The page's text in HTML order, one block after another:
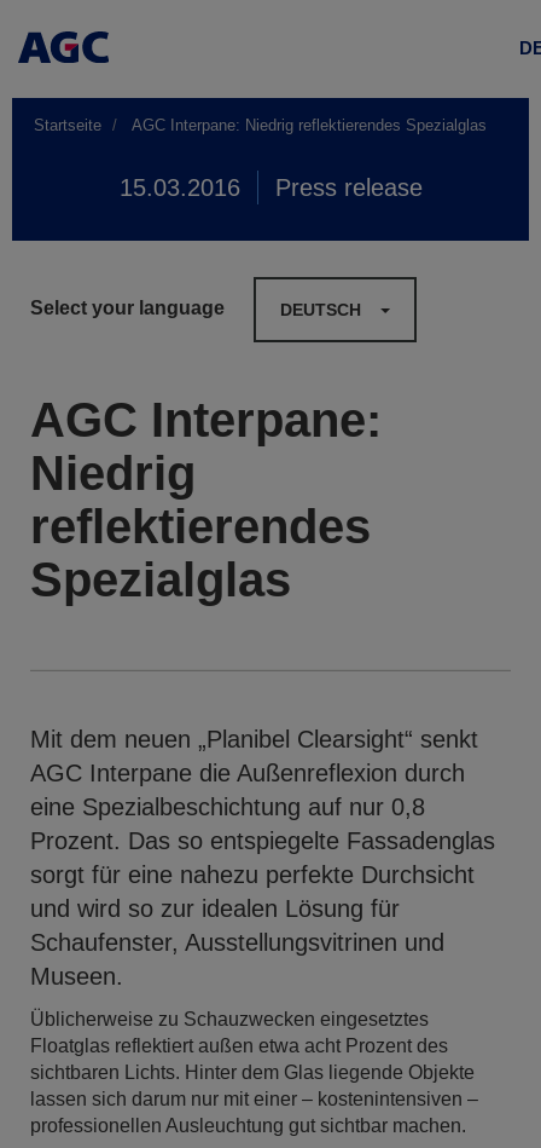
Startseite AGC Interpane: Niedrig reflektierendes Spezialglas
15.03.2016 Press release
Select your language DEUTSCH
AGC Interpane:
Niedrig
reflektierendes
Spezialglas
Mit dem neuen „Planibel Clearsight“ senkt
AGC Interpane die Außenreflexion durch
eine Spezialbeschichtung auf nur 0,8
Prozent. Das so entspiegelte Fassadenglas
sorgt für eine nahezu perfekte Durchsicht
und wird so zur idealen Lösung für
Schaufenster, Ausstellungsvitrinen und
Museen.
Üblicherweise zu Schauzwecken eingesetztes
Floatglas reflektiert außen etwa acht Prozent des
sichtbaren Lichts. Hinter dem Glas liegende Objekte
lassen sich darum nur mit einer – kostenintensiven –
professionellen Ausleuchtung gut sichtbar machen.